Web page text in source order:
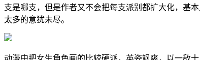
支是哪支，但是作者又不会把每支派别都扩大化，基
太多的意犹未尽。
动漫中把女生角色画的比较硬派，英姿飒爽，以一敌